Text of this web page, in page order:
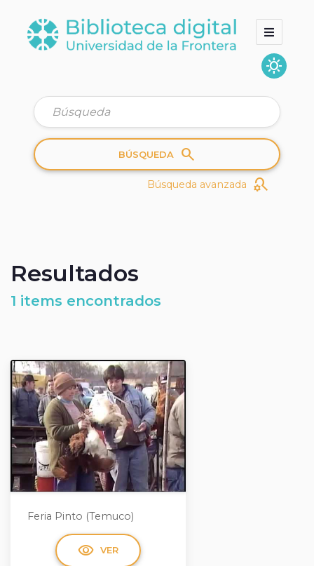
sunny
Colecciones
Quienes somos
BÚSQUEDA search
Búsqueda avanzada search_gear
Resultados
1 items encontrados
Feria Pinto (Temuco)
visibility VER